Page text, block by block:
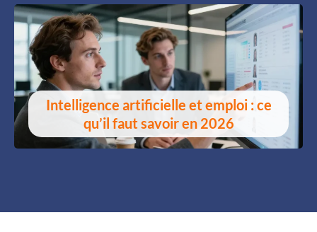
Intelligence artificielle et emploi : ce
qu’il faut savoir en 2026